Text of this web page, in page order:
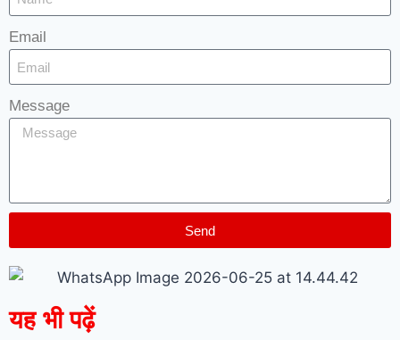
Email
Message
Send
यह भी पढ़ें